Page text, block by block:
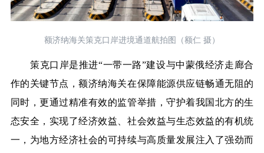
额济纳海关策克口岸进境通道航拍图（额仁 摄）
策克口岸是推进“一带一路”建设与中蒙俄经济走廊合
作的关键节点，额济纳海关在保障能源供应链畅通无阻的
同时，更通过精准有效的监管举措，守护着我国北方的生
态安全，实现了经济效益、社会效益与生态效益的有机统
一，为地方经济社会的可持续与高质量发展注入了强劲而